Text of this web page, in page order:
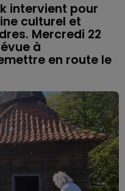
intervient pour
culturel et
Mercredi 22
à
en route le